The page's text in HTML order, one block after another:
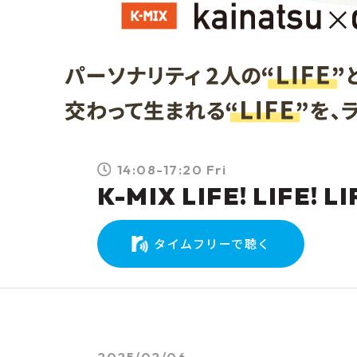
14:08-17:20 Fri
K-MIX LIFE! LIFE!
タイムフリーで聴く